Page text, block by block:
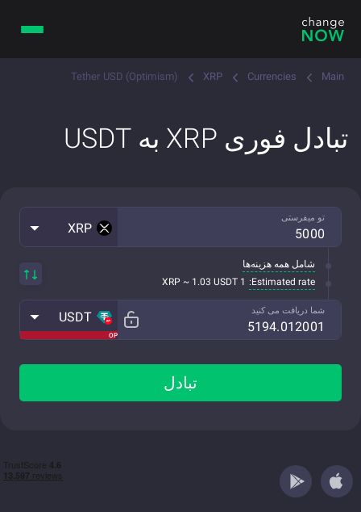
Main
Currencies
XRP
Tether USD (Optimism)
تبادل فوری XRP به USDT
تو میفرستی
XRP
شامل همه هزینه‌ها
Estimated rate:
1 XRP ~ 1.03 USDT
شما دریافت می کنید
OP
USDT
تبادل